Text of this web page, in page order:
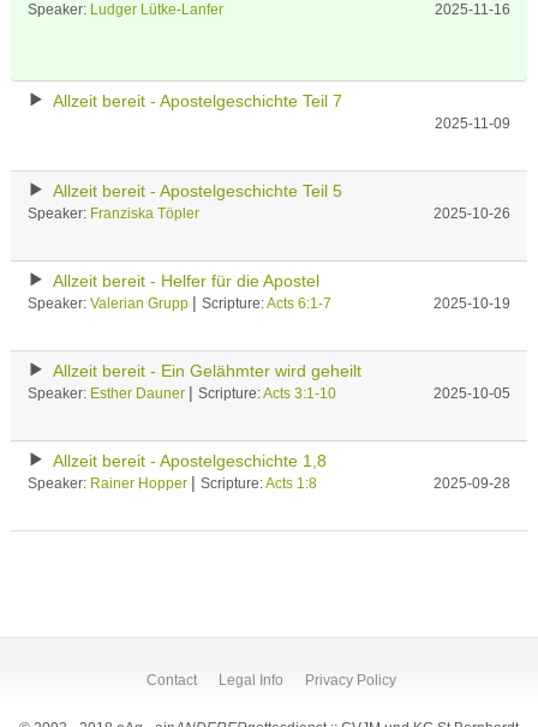
Speaker: Ludger Lütke-Lanfer 2025-11-16
Allzeit bereit - Apostelgeschichte Teil 7
2025-11-09
Allzeit bereit - Apostelgeschichte Teil 5
Speaker: Franziska Töpler 2025-10-26
Allzeit bereit - Helfer für die Apostel
Speaker: Valerian Grupp Scripture:Acts 6:1-7 2025-10-19
Allzeit bereit - Ein Gelähmter wird geheilt
Speaker: Esther Dauner Scripture:Acts 3:1-10 2025-10-05
Allzeit bereit - Apostelgeschichte 1,8
Speaker: Rainer Hopper Scripture:Acts 1:8 2025-09-28
Contact Legal Info Privacy Policy